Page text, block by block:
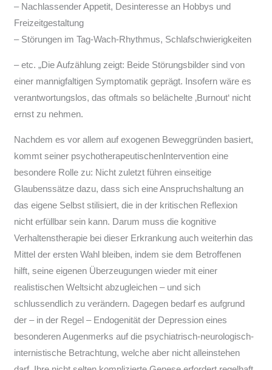
– Nachlassender Appetit, Desinteresse an Hobbys und
Freizeitgestaltung
– Störungen im Tag-Wach-Rhythmus, Schlafschwierigkeiten
– etc. „Die Aufzählung zeigt: Beide Störungsbilder sind von
einer mannigfaltigen Symptomatik geprägt. Insofern wäre es
verantwortungslos, das oftmals so belächelte ‚Burnout‘ nicht
ernst zu nehmen.
Nachdem es vor allem auf exogenen Beweggründen basiert,
kommt seiner psychotherapeutischenIntervention eine
besondere Rolle zu: Nicht zuletzt führen einseitige
Glaubenssätze dazu, dass sich eine Anspruchshaltung an
das eigene Selbst stilisiert, die in der kritischen Reflexion
nicht erfüllbar sein kann. Darum muss die kognitive
Verhaltenstherapie bei dieser Erkrankung auch weiterhin das
Mittel der ersten Wahl bleiben, indem sie dem Betroffenen
hilft, seine eigenen Überzeugungen wieder mit einer
realistischen Weltsicht abzugleichen – und sich
schlussendlich zu verändern. Dagegen bedarf es aufgrund
der – in der Regel – Endogenität der Depression eines
besonderen Augenmerks auf die psychiatrisch-neurologisch-
internistische Betrachtung, welche aber nicht alleinstehen